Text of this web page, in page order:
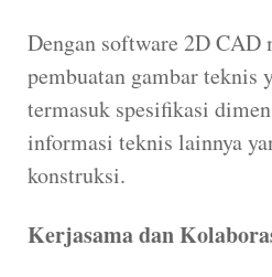
Dengan software 2D CAD
pembuatan gambar teknis
termasuk spesifikasi
informasi teknis lainnya
konstruksi.
Kerjasama dan